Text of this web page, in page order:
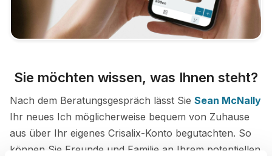
Sie möchten wissen, was Ihnen steht?
Nach dem Beratungsgespräch lässt Sie Sean McNally
Ihr neues Ich möglicherweise bequem von Zuhause
aus über Ihr eigenes Crisalix-Konto begutachten. So
können Sie Freunde und Familie an Ihrem potentiellen